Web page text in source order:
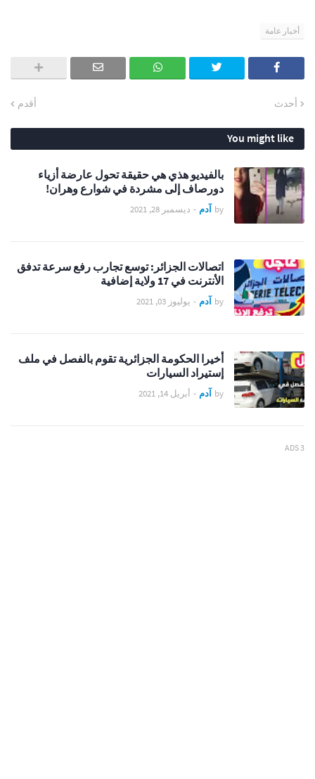
أخبار عامة
أحدث أقدم
You might like
بالفيديو هذي هي حقيقة تحول عارضة أزياء
دورصاف إلى مشردة في شوارع وهران!
by آدم - ديسمبر 28, 2021
اتصالات الجزائر: توسع تجارب رفع سرعة تدفق
الأنترنت في 17 ولاية إضافية
by آدم - يوليوز 03, 2021
أخيرا الحكومة الجزائرية تقوم بالفصل في ملف
إستيراد السيارات
by آدم - أبريل 14, 2021
ADS 3